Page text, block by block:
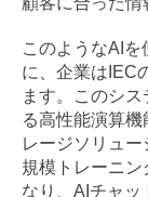
このようなAI
に、企業はIEC
ます。このシ
る高性能演算
レージソリュ
規模トレーニ
なり、AIチャッ